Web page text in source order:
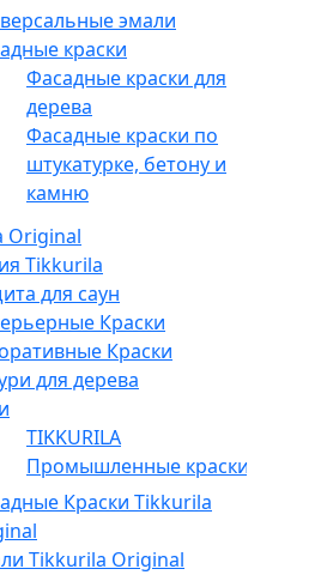
эмали
краски
Фасадные краски для
дерева
Фасадные краски по
штукатурке, бетону и
камню
Original
Tikkurila
для саун
Краски
Краски
для дерева
TIKKURILA
Промышленные краски
Краски Tikkurila
Tikkurila Original